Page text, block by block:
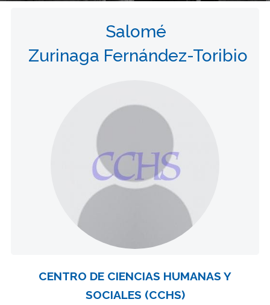
Salomé
Zurinaga Fernández-Toribio
CENTRO DE CIENCIAS HUMANAS Y
SOCIALES (CCHS)